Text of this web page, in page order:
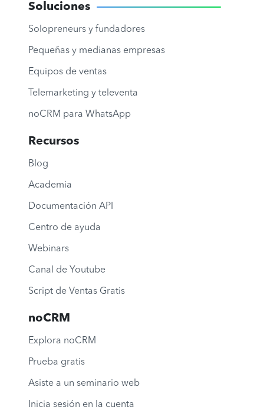
Soluciones
Solopreneurs y fundadores
Pequeñas y medianas empresas
Equipos de ventas
Telemarketing y televenta
noCRM para WhatsApp
Recursos
Blog
Academia
Documentación API
Centro de ayuda
Webinars
Canal de Youtube
Script de Ventas Gratis
noCRM
Explora noCRM
Prueba gratis
Asiste a un seminario web
Inicia sesión en la cuenta